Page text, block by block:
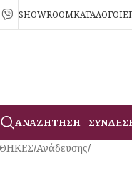
SHOWROOMΚΑΤΑΛΟΓΟΙ
ΑΝΑΖΉΤΗΣΗ
/Ανάδευσης/